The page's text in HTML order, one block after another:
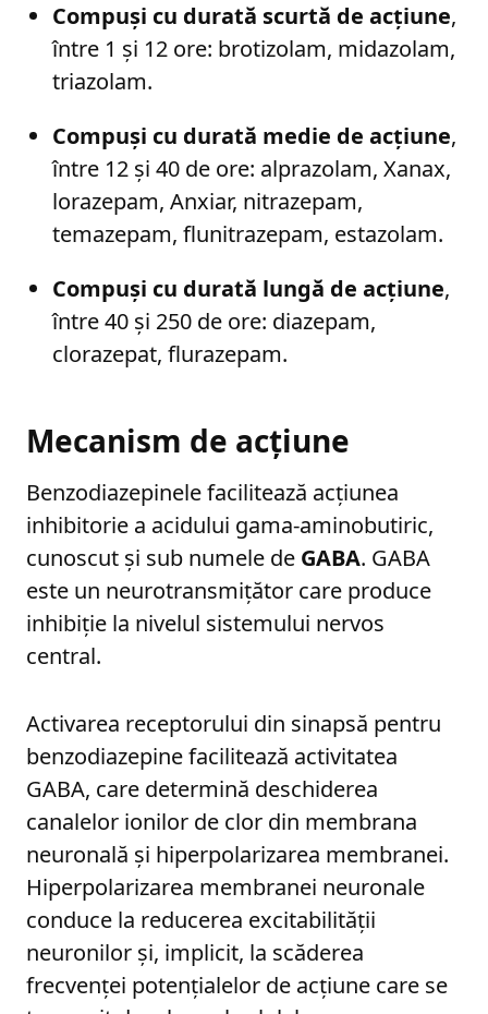
Compuși cu durată scurtă de acțiune,
între 1 și 12 ore: brotizolam, midazolam,
triazolam.
Compuși cu durată medie de acțiune,
între 12 și 40 de ore: alprazolam, Xanax,
lorazepam, Anxiar, nitrazepam,
temazepam, flunitrazepam, estazolam.
Compuși cu durată lungă de acțiune,
între 40 și 250 de ore: diazepam,
clorazepat, flurazepam.
Mecanism de acțiune
Benzodiazepinele facilitează acțiunea
inhibitorie a acidului gama-aminobutiric,
cunoscut și sub numele de GABA. GABA
este un neurotransmițător care produce
inhibiție la nivelul sistemului nervos
central.
Activarea receptorului din sinapsă pentru
benzodiazepine facilitează activitatea
GABA, care determină deschiderea
canalelor ionilor de clor din membrana
neuronală și hiperpolarizarea membranei.
Hiperpolarizarea membranei neuronale
conduce la reducerea excitabilității
neuronilor și, implicit, la scăderea
frecvenței potențialelor de acțiune care se